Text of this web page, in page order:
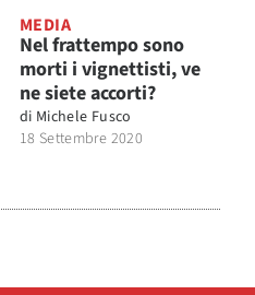
MEDIA
Nel frattempo sono
morti i vignettisti, ve
ne siete accorti?
di Michele Fusco
18 Settembre 2020